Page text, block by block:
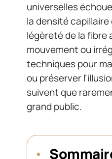
universelles
la densité capillaire
légèreté de la
mouvement ou
techniques pour
ou préserver
suivent que
grand public.